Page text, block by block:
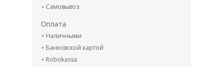
Самовывоз
Оплата
Наличными
Банковской картой
Robokassa